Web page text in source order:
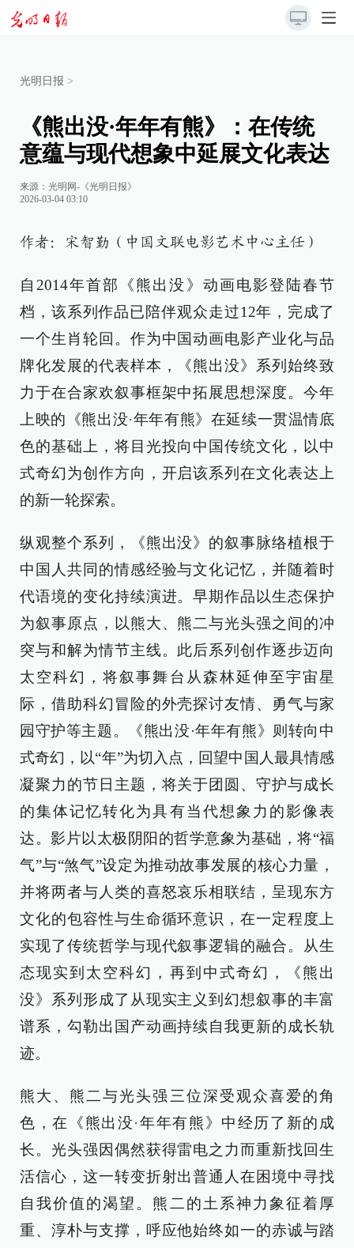
光明日报 >
《熊出没·年年有熊》：在传统
意蕴与现代想象中延展文化表达
来源： 光明网-《光明日报》
2026-03-04 03:10
作者：宋智勤（中国文联电影艺术中心主任）
自2014年首部《熊出没》动画电影登陆春节
档，该系列作品已陪伴观众走过12年，完成了
一个生肖轮回。作为中国动画电影产业化与品
牌化发展的代表样本，《熊出没》系列始终致
力于在合家欢叙事框架中拓展思想深度。今年
上映的《熊出没·年年有熊》在延续一贯温情底
色的基础上，将目光投向中国传统文化，以中
式奇幻为创作方向，开启该系列在文化表达上
的新一轮探索。
纵观整个系列，《熊出没》的叙事脉络植根于
中国人共同的情感经验与文化记忆，并随着时
代语境的变化持续演进。早期作品以生态保护
为叙事原点，以熊大、熊二与光头强之间的冲
突与和解为情节主线。此后系列创作逐步迈向
太空科幻，将叙事舞台从森林延伸至宇宙星
际，借助科幻冒险的外壳探讨友情、勇气与家
园守护等主题。《熊出没·年年有熊》则转向中
式奇幻，以“年”为切入点，回望中国人最具情感
凝聚力的节日主题，将关于团圆、守护与成长
的集体记忆转化为具有当代想象力的影像表
达。影片以太极阴阳的哲学意象为基础，将“福
气”与“煞气”设定为推动故事发展的核心力量，
并将两者与人类的喜怒哀乐相联结，呈现东方
文化的包容性与生命循环意识，在一定程度上
实现了传统哲学与现代叙事逻辑的融合。从生
态现实到太空科幻，再到中式奇幻，《熊出
没》系列形成了从现实主义到幻想叙事的丰富
谱系，勾勒出国产动画持续自我更新的成长轨
迹。
熊大、熊二与光头强三位深受观众喜爱的角
色，在《熊出没·年年有熊》中经历了新的成
长。光头强因偶然获得雷电之力而重新找回生
活信心，这一转变折射出普通人在困境中寻找
自我价值的渴望。熊二的土系神力象征着厚
重、淳朴与支撑，呼应他始终如一的赤诚与踏